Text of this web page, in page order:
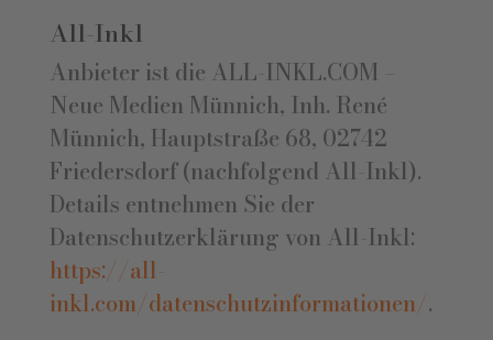
All-Inkl
Anbieter ist die ALL-INKL.COM –
Neue Medien Münnich, Inh. René
Münnich, Hauptstraße 68, 02742
Friedersdorf (nachfolgend All-Inkl).
Details entnehmen Sie der
Datenschutzerklärung von All-Inkl:
https://all-
inkl.com/datenschutzinformationen/.